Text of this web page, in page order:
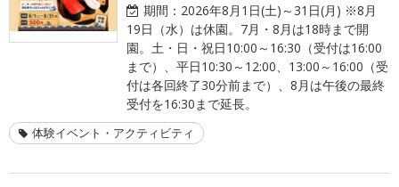
期間： 2026年8月1日(土)～31日(月) ※8月
19日（水）は休園。7月・8月は18時まで開
園。土・日・祝日10:00～16:30（受付は16:00
まで）、平日10:30～12:00、13:00～16:00（受
付は各回終了30分前まで）、8月は午後の最終
受付を16:30まで延長。
体験イベント・アクティビティ